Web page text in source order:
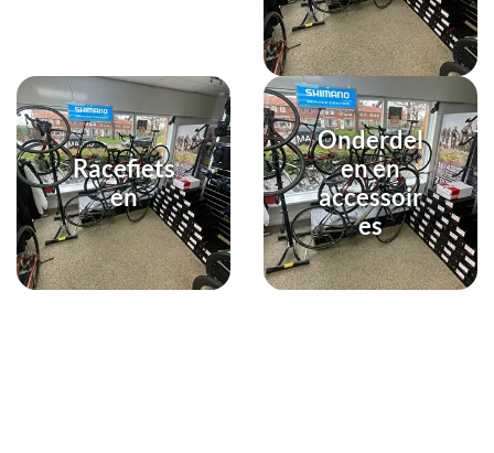
Racefiets
en
Onderdel
en en
accessoir
es